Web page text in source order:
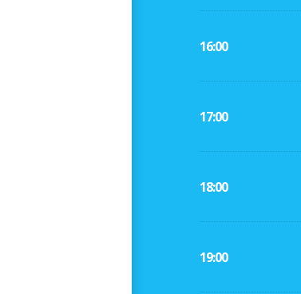
16:00
17:00
18:00
19:00